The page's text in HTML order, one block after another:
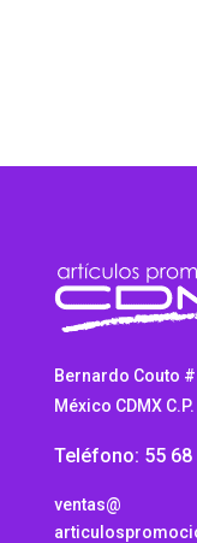
Bernardo Couto
México CDMX
Teléfono: 55 68
ventas@